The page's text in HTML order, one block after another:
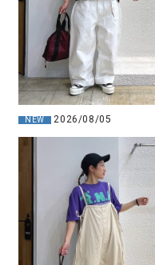
NEW 2026/08/05